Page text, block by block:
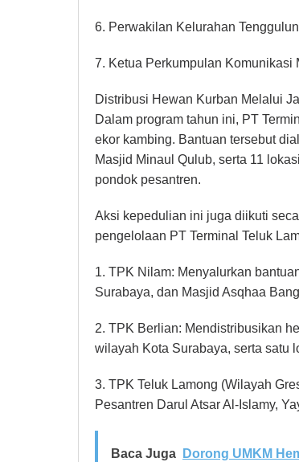
6. Perwakilan Kelurahan
7. Ketua Perkumpulan Komunikasi
Distribusi Hewan Kurban Melalui
Dalam program tahun ini, PT
ekor kambing. Bantuan tersebut
Masjid Minaul Qulub, serta 11
pondok pesantren.
Aksi kepedulian ini juga diikuti
pengelolaan PT Terminal Teluk
1. TPK Nilam: Menyalurkan
Surabaya, dan Masjid Asqhaa
2. TPK Berlian: Mendistribusikan
wilayah Kota Surabaya, serta satu
3. TPK Teluk Lamong (Wilayah
Pesantren Darul Atsar Al-Islamy,
Baca Juga
Dorong UMKM